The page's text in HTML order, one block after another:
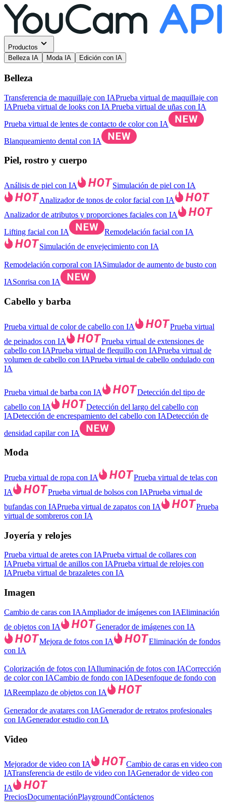
Productos
Belleza IA
Moda IA Edición con IA
Belleza
Transferencia de maquillaje con IAPrueba virtual de maquillaje con
IAPrueba virtual de looks con IA Prueba virtual de uñas con IA
Prueba virtual de lentes de contacto de color con IA
Blanqueamiento dental con IA
Piel, rostro y cuerpo
Análisis de piel con IA
Simulación de piel con IA
Analizador de tonos de color facial con IA
Analizador de atributos y proporciones faciales con IA
Lifting facial con IA
Remodelación facial con IA
Simulación de envejecimiento con IA
Remodelación corporal con IASimulador de aumento de busto con
IASonrisa con IA
Cabello y barba
Prueba virtual de color de cabello con IA
Prueba virtual
de peinados con IA
Prueba virtual de extensiones de
cabello con IAPrueba virtual de flequillo con IAPrueba virtual de
volumen de cabello con IAPrueba virtual de cabello ondulado con
IA
Prueba virtual de barba con IA
Detección del tipo de
cabello con IA
Detección del largo del cabello con
IADetección de encrespamiento del cabello con IADetección de
densidad capilar con IA
Moda
Prueba virtual de ropa con IA
Prueba virtual de telas con
IA
Prueba virtual de bolsos con IAPrueba virtual de
bufandas con IAPrueba virtual de zapatos con IA
Prueba
virtual de sombreros con IA
Joyería y relojes
Prueba virtual de aretes con IAPrueba virtual de collares con
IAPrueba virtual de anillos con IAPrueba virtual de relojes con
IAPrueba virtual de brazaletes con IA
Imagen
Cambio de caras con IAAmpliador de imágenes con IAEliminación
de objetos con IA
Generador de imágenes con IA
Mejora de fotos con IA
Eliminación de fondos
con IA
Colorización de fotos con IAIluminación de fotos con IACorrección
de color con IACambio de fondo con IADesenfoque de fondo con
IAReemplazo de objetos con IA
Generador de avatares con IAGenerador de retratos profesionales
con IAGenerador estudio con IA
Video
Mejorador de video con IA
Cambio de caras en video con
IATransferencia de estilo de video con IAGenerador de video con
IA
PreciosDocumentaciónPlaygroundContáctenos